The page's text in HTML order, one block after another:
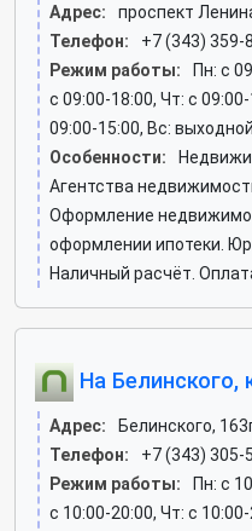
Адрес:
проспект
Телефон:
+7 (343) 359-
Режим работы:
Пн: c
c 09:00-18:00, Чт: c
09:00-15:00, Вс: выходной
Особенности:
Агентства
Оформление
оформлении ипотеки.
Наличный расчёт.
На Белинского,
Адрес:
Белинского,
Телефон:
+7 (343) 305-
Режим работы:
Пн: c
c 10:00-20:00, Чт: c